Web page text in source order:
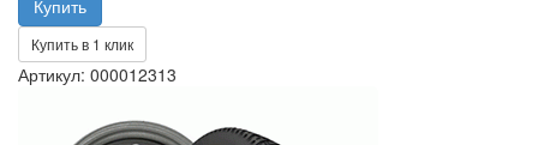
Купить в 1 клик
Артикул: 000012313